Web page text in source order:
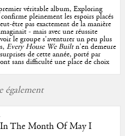
véritable album, Exploring
pleinement les espoirs placés
être pas exactement de la manière
- mais avec une réussite
le groupe s'aventurer un peu plus
Every House We Builtn'en demeure
de cette année, porté par
sans difficulté une place de choix
également
The Month Of May I